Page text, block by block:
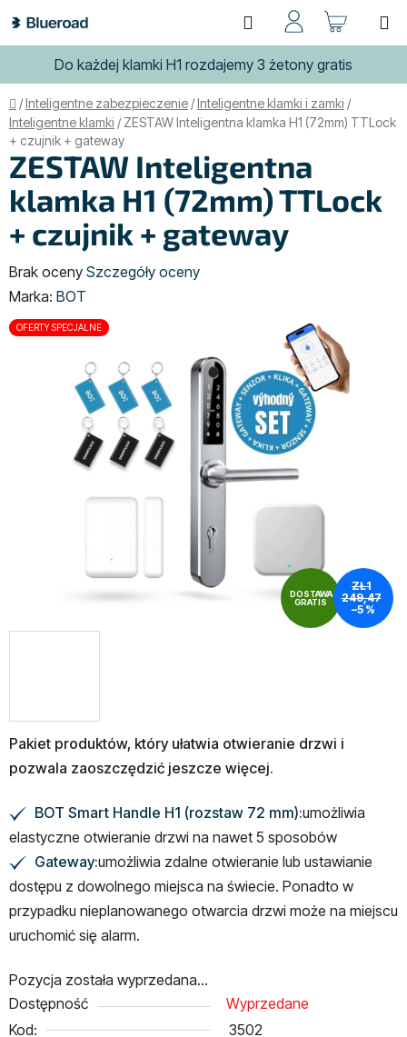
do
treści
Do każdej klamki H1 rozdajemy 3 żetony gratis
Szukaj
Home
/Inteligentne zabezpieczenie /Inteligentne klamki i zamki /
Inteligentne klamki / ZESTAW Inteligentna klamka H1 (72mm) TTLock
+ czujnik + gateway
Pakiet produktów, który ułatwia otwieranie drzwi i
pozwala zaoszczędzić jeszcze więcej.
✔ BOT Smart Handle H1 (rozstaw 72 mm):umożliwia
elastyczne otwieranie drzwi na nawet 5 sposobów
✔
Gateway:umożliwia zdalne otwieranie lub ustawianie
dostępu z dowolnego miejsca na świecie. Ponadto w
przypadku nieplanowanego otwarcia drzwi może na miejscu
uruchomić się alarm.
Pozycja została wyprzedana…
Dostępność
Wyprzedane
Kod:
3502
ZESTAW Inteligentna
klamka H1 (72mm) TTLock
+ czujnik + gateway
Średnia
ocena
produktu
Brak oceny Szczegóły oceny
Marka: BOT
OFERTY SPECJALNE
DOSTAWA
GRATIS
ZŁ1
249,47
–5 %